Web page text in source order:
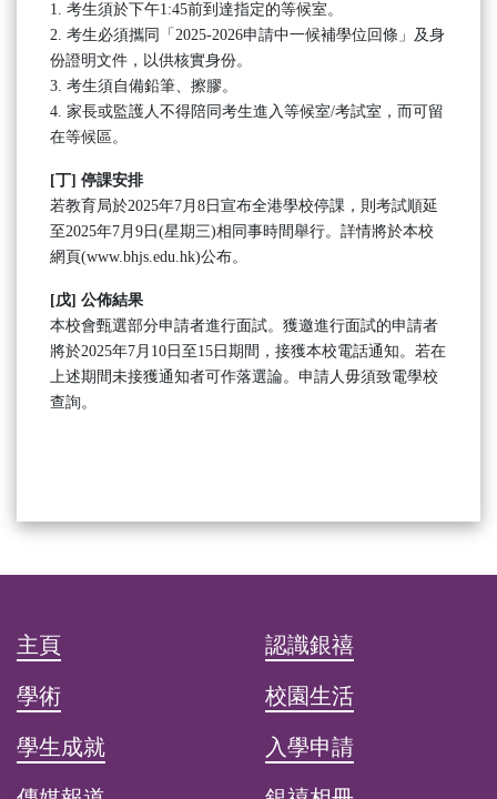
1. 考生須於下午1:45前到達指定的等候室。
2. 考生必須攜同「2025-2026申請中一候補學位回條」及身
份證明文件，以供核實身份。
3. 考生須自備鉛筆、擦膠。
4. 家長或監護人不得陪同考生進入等候室/考試室，而可留
在等候區。
[丁] 停課安排
若教育局於2025年7月8日宣布全港學校停課，則考試順延
至2025年7月9日(星期三)相同事時間舉行。詳情將於本校
網頁(www.bhjs.edu.hk)公布。
[戊] 公佈結果
本校會甄選部分申請者進行面試。獲邀進行面試的申請者
將於2025年7月10日至15日期間，接獲本校電話通知。若在
上述期間未接獲通知者可作落選論。申請人毋須致電學校
查詢。
主頁
認識銀禧
學術
校園生活
學生成就
入學申請